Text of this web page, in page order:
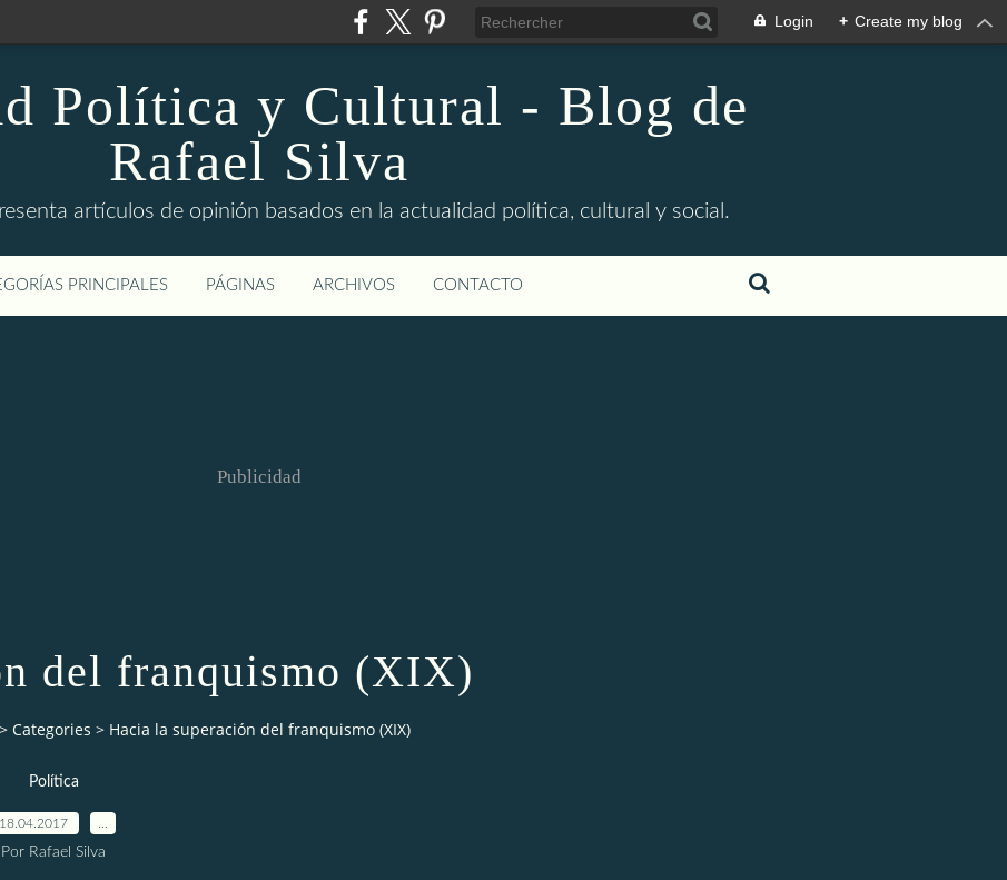
Login + Create my blog
Política y Cultural - Blog de
Rafael Silva
artículos de opinión basados en la actualidad política, cultural y social.
PRINCIPALES PÁGINAS ARCHIVOS CONTACTO
Publicidad
del franquismo (XIX)
> Categories > Hacia la superación del franquismo (XIX)
Política
18.04.2017
Por Rafael Silva